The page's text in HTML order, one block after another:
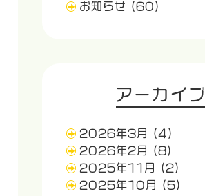
お知らせ
(60)
アーカイブ
2026年3月
(4)
2026年2月
(8)
2025年11月
(2)
2025年10月
(5)